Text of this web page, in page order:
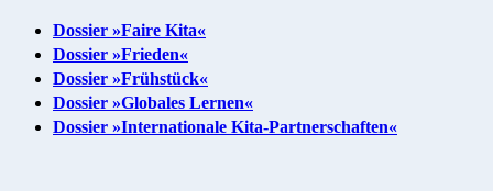
Dossier »Faire Kita«
Dossier »Frieden«
Dossier »Frühstück«
Dossier »Globales Lernen«
Dossier »Internationale Kita-Partnerschaften«